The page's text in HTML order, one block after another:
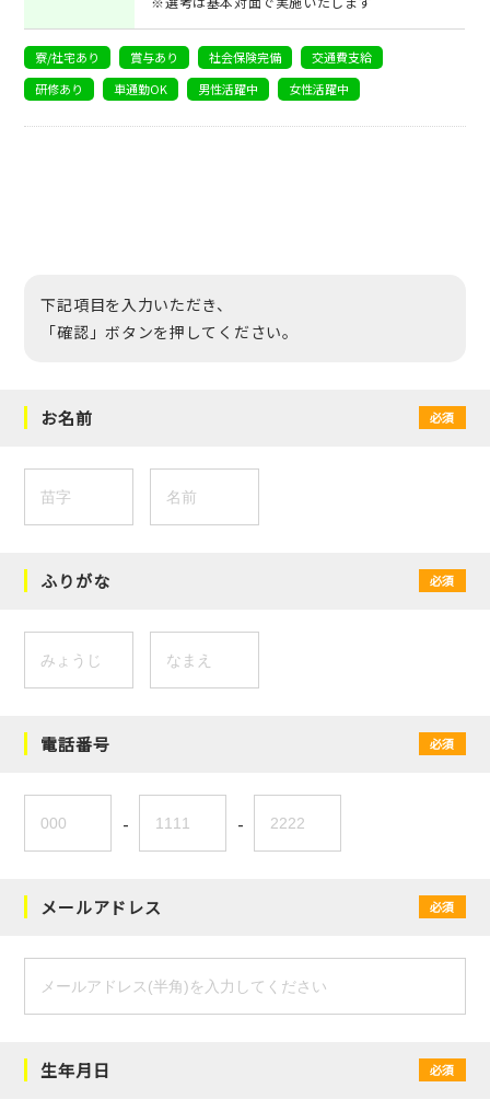
寮/社宅あり 賞与あり 社会保険完備
交通費支給
研修あり
車通勤OK 男性活躍中 女性活躍中
下記項目を入力いただき、
「確認」ボタンを押してください。
お名前 必須
ふりがな 必須
電話番号 必須
- -
メールアドレス 必須
生年月日 必須